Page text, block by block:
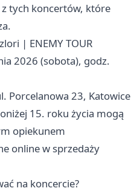
tych koncertów, które
| ENEMY TOUR
2026 (sobota), godz.
Porcelanowa 23, Katowice
15. roku życia mogą
opiekunem
online w sprzedaży
na koncercie?